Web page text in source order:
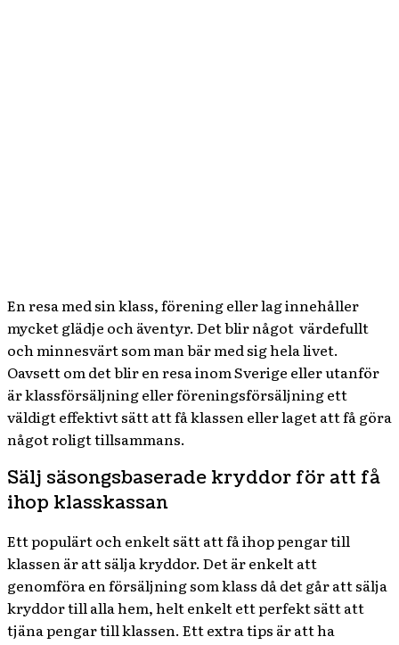
En resa med sin klass, förening eller lag innehåller
mycket glädje och äventyr. Det blir något värdefullt
och minnesvärt som man bär med sig hela livet.
Oavsett om det blir en resa inom Sverige eller utanför
är klassförsäljning eller föreningsförsäljning ett
väldigt effektivt sätt att få klassen eller laget att få göra
något roligt tillsammans.
Sälj säsongsbaserade kryddor för att få
ihop klasskassan
Ett populärt och enkelt sätt att få ihop pengar till
klassen är att sälja kryddor. Det är enkelt att
genomföra en försäljning som klass då det går att sälja
kryddor till alla hem, helt enkelt ett perfekt sätt att
tjäna pengar till klassen. Ett extra tips är att ha